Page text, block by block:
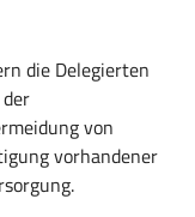
die Delegierten
von
vorhandener